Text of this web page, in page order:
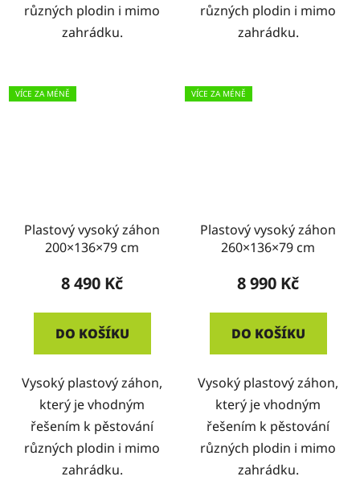
různých plodin i mimo
zahrádku.
různých plodin i mimo
zahrádku.
VÍCE ZA MÉNĚ
Plastový vysoký záhon
200×136×79 cm
8 490 Kč
DO KOŠÍKU
Vysoký plastový záhon,
který je vhodným
řešením k pěstování
různých plodin i mimo
zahrádku.
VÍCE ZA MÉNĚ
Plastový vysoký záhon
260×136×79 cm
8 990 Kč
DO KOŠÍKU
Vysoký plastový záhon,
který je vhodným
řešením k pěstování
různých plodin i mimo
zahrádku.